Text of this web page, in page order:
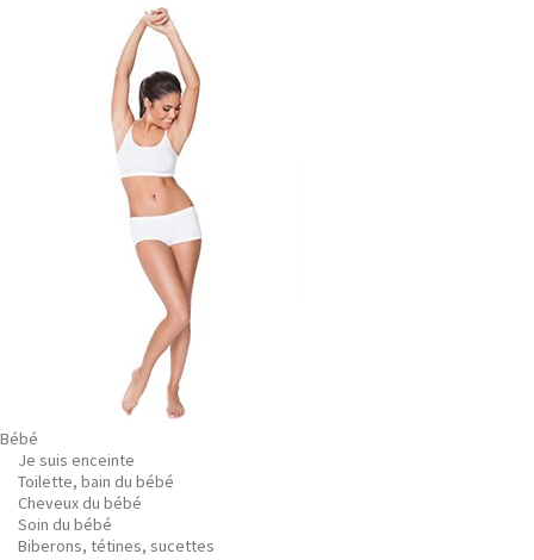
Bébé
Je suis enceinte
Toilette, bain du bébé
Cheveux du bébé
Soin du bébé
Biberons, tétines, sucettes